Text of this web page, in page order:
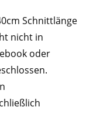
Schnittlänge
nicht in
oder